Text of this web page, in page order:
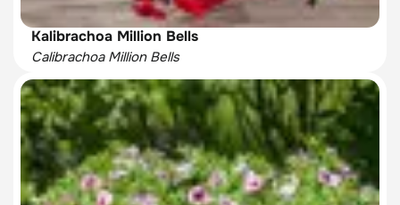
Kalibrachoa Million Bells
Calibrachoa Million Bells